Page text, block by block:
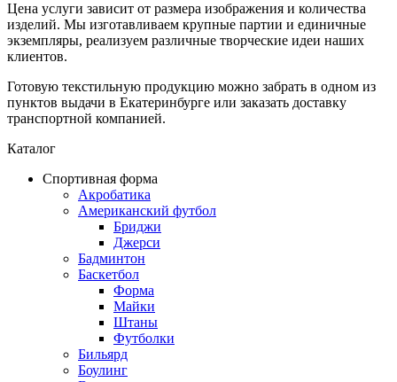
Цена услуги зависит от размера изображения и количества
изделий. Мы изготавливаем крупные партии и единичные
экземпляры, реализуем различные творческие идеи наших
клиентов.
Готовую текстильную продукцию можно забрать в одном из
пунктов выдачи в Екатеринбурге или заказать доставку
транспортной компанией.
Каталог
Спортивная форма
Акробатика
Американский футбол
Бриджи
Джерси
Бадминтон
Баскетбол
Форма
Майки
Штаны
Футболки
Бильярд
Боулинг